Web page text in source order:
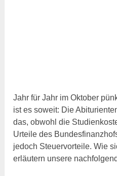
Jahr für Jahr im Oktober
ist es soweit: Die
das, obwohl die
Urteile des
jedoch Steuervorteile. Wie
erläutern unsere